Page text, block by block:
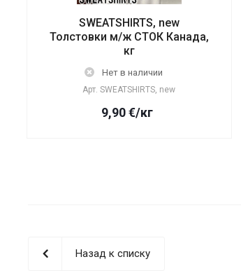
SWEATSHIRTS, new
Толстовки м/ж СТОК Канада,
кг
Нет в наличии
Арт.SWEATSHIRTS, new
9,90€/кг
Назад к списку